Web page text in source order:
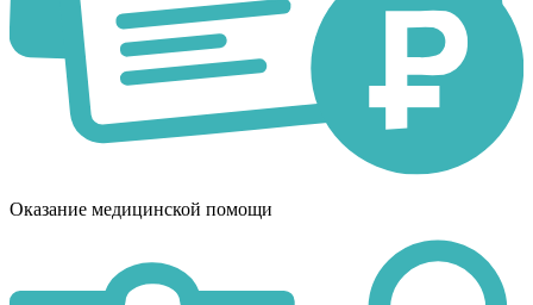
Оказание медицинской помощи